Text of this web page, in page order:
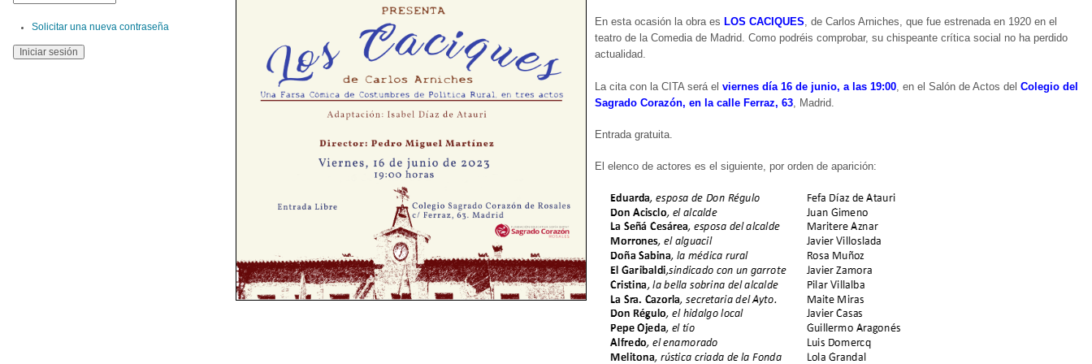
En esta ocasión la obra es LOS CACIQUES, de Carlos Arniches, que fue estrenada en 1920 en el
teatro de la Comedia de Madrid. Como podréis comprobar, su chispeante crítica social no ha perdido
actualidad.
La cita con la CITA será el viernes día 16 de junio, a las 19:00 , en el Salón de Actos del Colegio del
Sagrado Corazón, en la calle Ferraz, 63 , Madrid.
Entrada gratuita.
El elenco de actores es el siguiente, por orden de aparición:
Solicitar una nueva contraseña